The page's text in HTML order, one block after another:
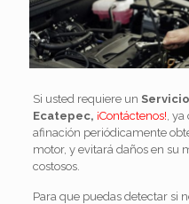
Si usted requiere un
Ecatepec, ¡Contáctenos! ,
afinación periódicamente
motor, y evitará daños en su
costosos.
Para que puedas detectar si